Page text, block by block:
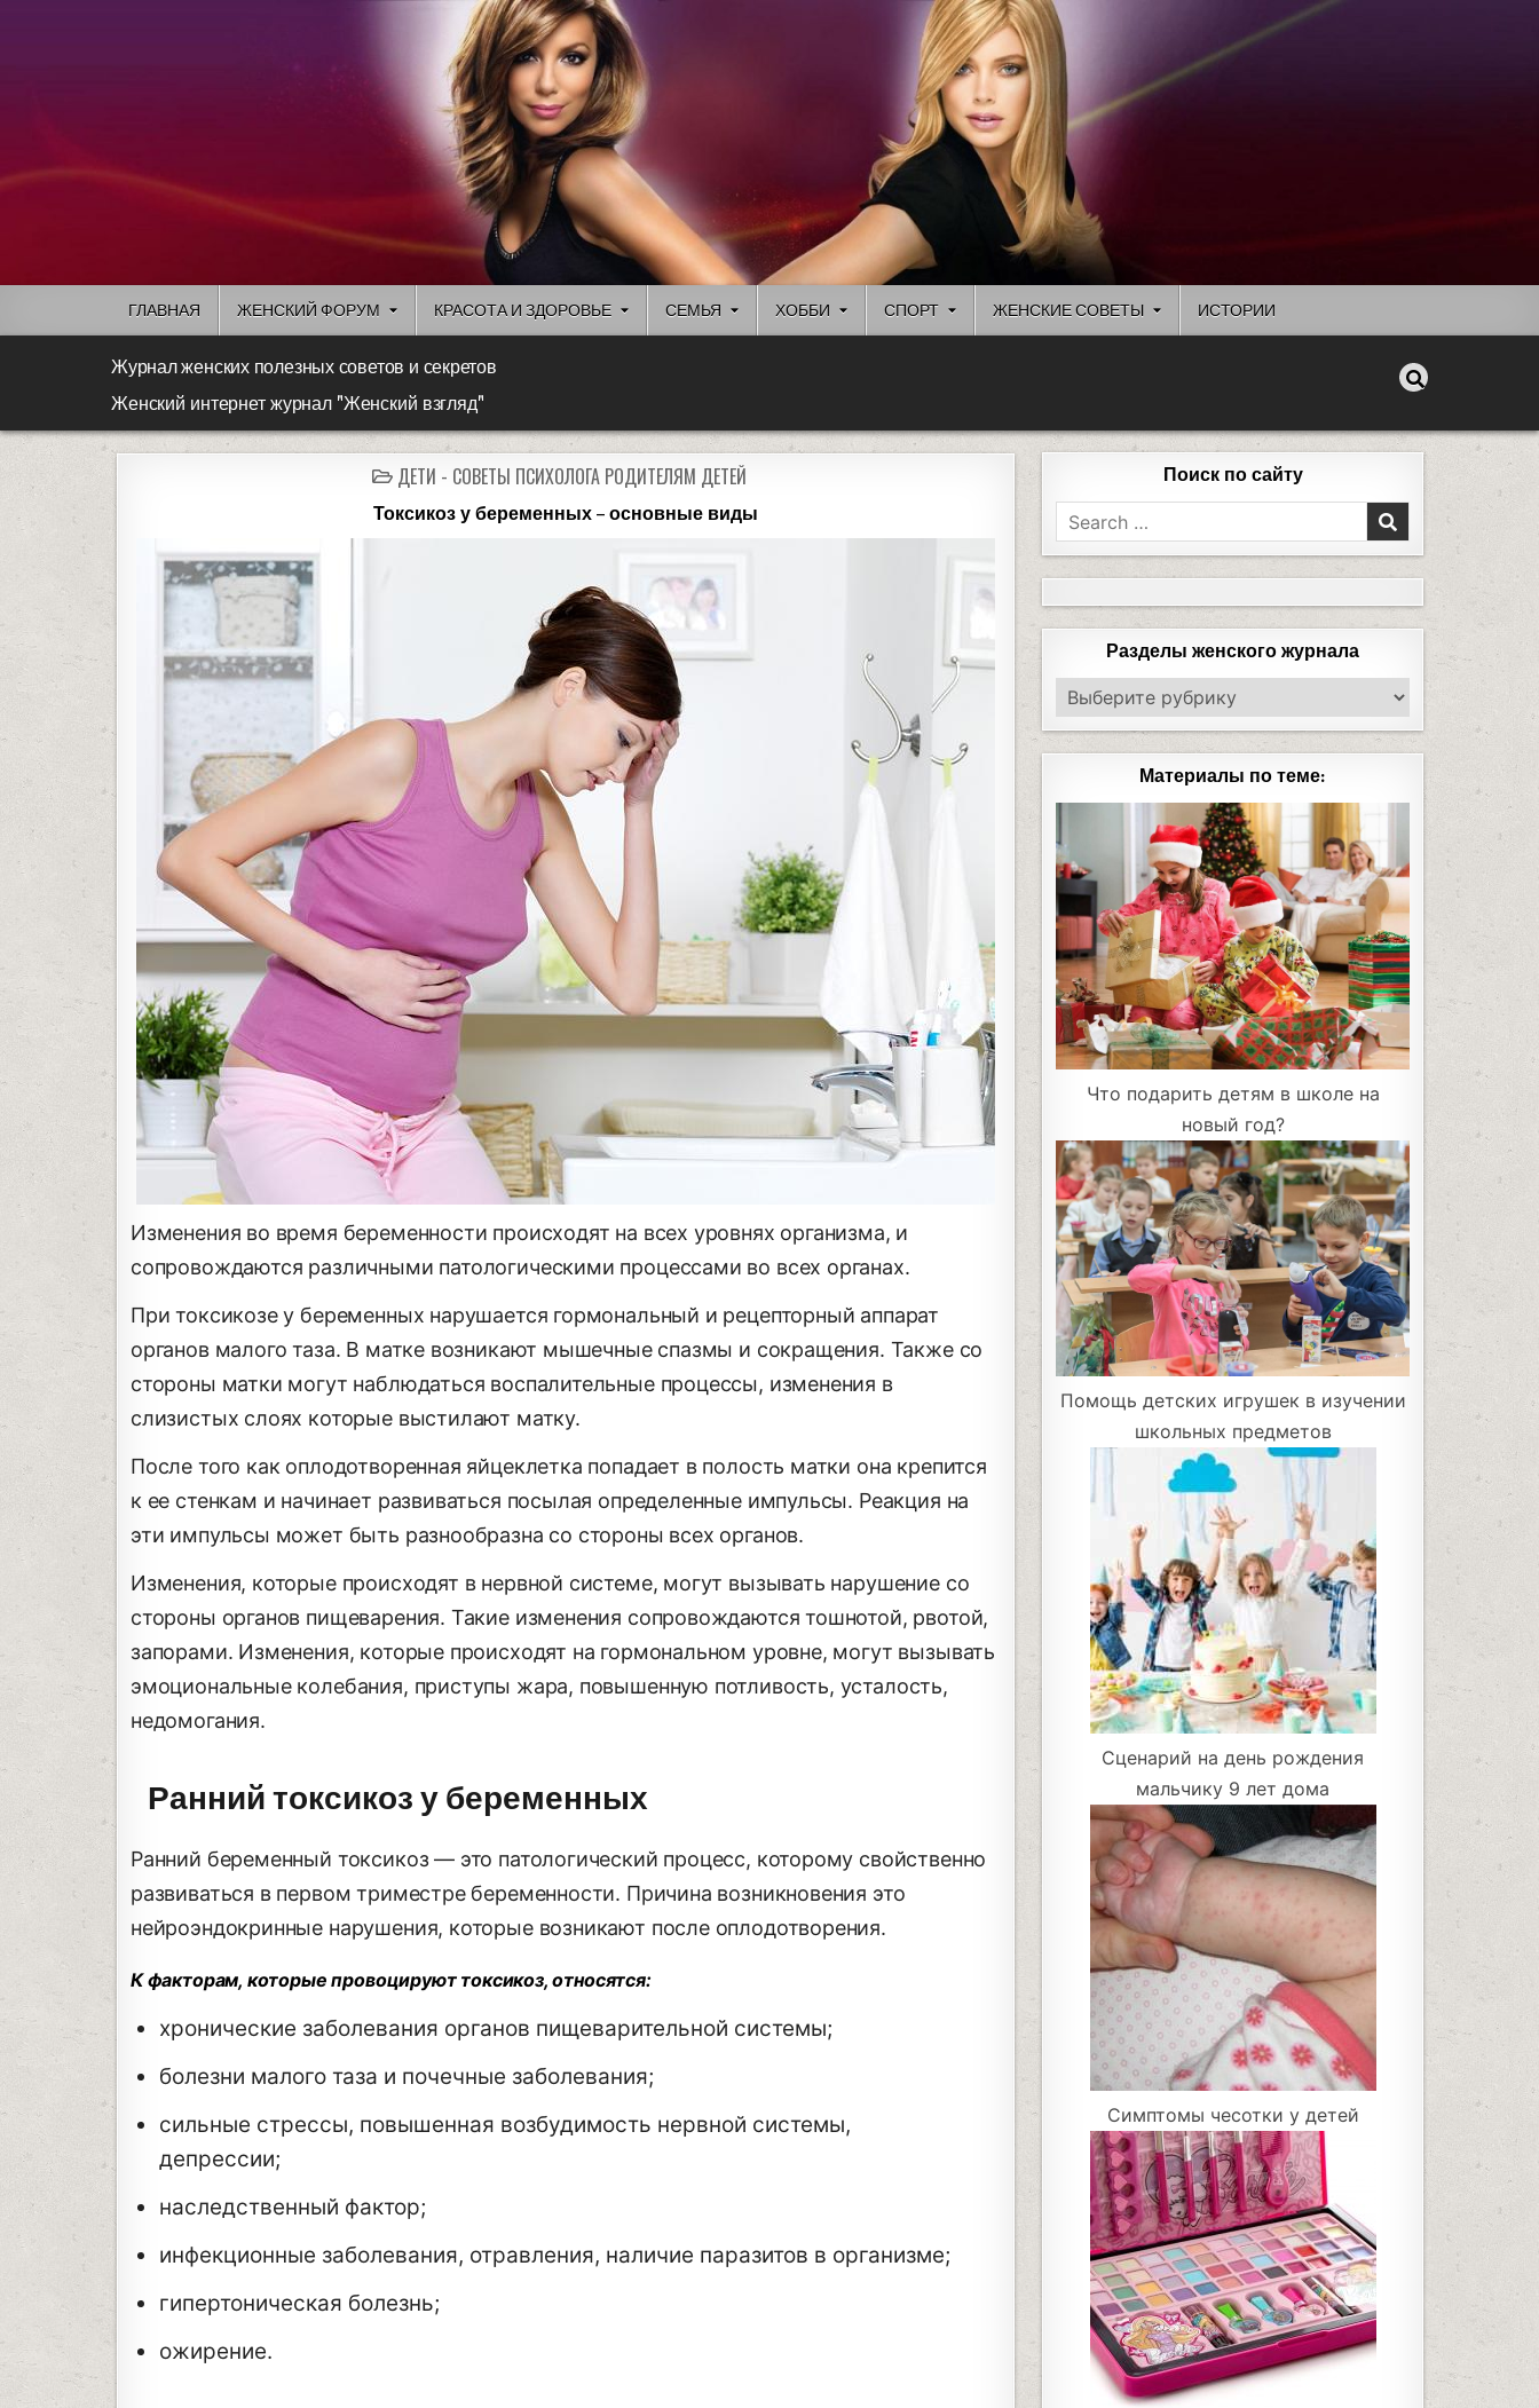
ГЛАВНАЯ ЖЕНСКИЙ ФОРУМ КРАСОТА И ЗДОРОВЬЕ СЕМЬЯ ХОББИ СПОРТ ЖЕНСКИЕ СОВЕТЫ ИСТОРИИ
Журнал женских полезных советов и секретов
Женский интернет журнал "Женский взгляд"
ДЕТИ - СОВЕТЫ ПСИХОЛОГА РОДИТЕЛЯМ ДЕТЕЙ
Токсикоз у беременных – основные виды
Изменения во время беременности происходят на всех уровнях организма, и
сопровождаются различными патологическими процессами во всех органах.
При токсикозе у беременных нарушается гормональный и рецепторный аппарат
органов малого таза. В матке возникают мышечные спазмы и сокращения. Также со
стороны матки могут наблюдаться воспалительные процессы, изменения в
слизистых слоях которые выстилают матку.
После того как оплодотворенная яйцеклетка попадает в полость матки она крепится
к ее стенкам и начинает развиваться посылая определенные импульсы. Реакция на
эти импульсы может быть разнообразна со стороны всех органов.
Изменения, которые происходят в нервной системе, могут вызывать нарушение со
стороны органов пищеварения. Такие изменения сопровождаются тошнотой, рвотой,
запорами. Изменения, которые происходят на гормональном уровне, могут вызывать
эмоциональные колебания, приступы жара, повышенную потливость, усталость,
недомогания.
Ранний токсикоз у беременных
Ранний беременный токсикоз — это патологический процесс, которому свойственно
развиваться в первом триместре беременности. Причина возникновения это
нейроэндокринные нарушения, которые возникают после оплодотворения.
К факторам, которые провоцируют токсикоз, относятся:
хронические заболевания органов пищеварительной системы;
болезни малого таза и почечные заболевания;
сильные стрессы, повышенная возбудимость нервной системы,
депрессии;
наследственный фактор;
инфекционные заболевания, отравления, наличие паразитов в организме;
гипертоническая болезнь;
ожирение.
Поиск по сайту
Разделы женского журнала
Материалы по теме:
Что подарить детям в школе на
новый год?
Помощь детских игрушек в изучении
школьных предметов
Сценарий на день рождения
мальчику 9 лет дома
Симптомы чесотки у детей